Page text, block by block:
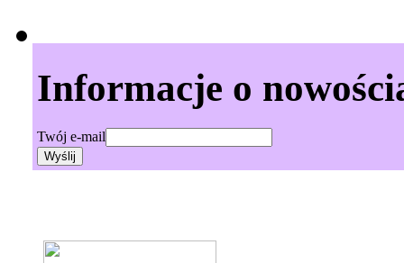
Informacje o
Twój e-mail